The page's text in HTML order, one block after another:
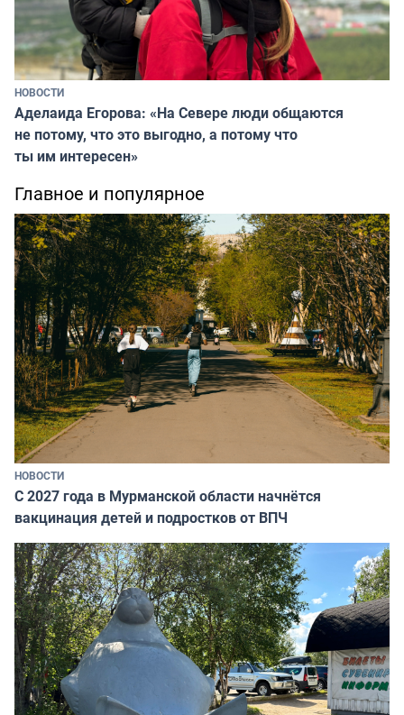
НОВОСТИ
Аделаида Егорова: «На Севере люди общаются
не потому, что это выгодно, а потому что
ты им интересен»
Главное и популярное
НОВОСТИ
С 2027 года в Мурманской области начнётся
вакцинация детей и подростков от ВПЧ